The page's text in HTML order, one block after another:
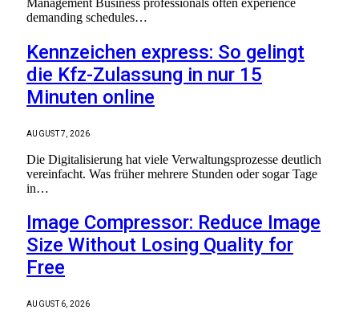
demanding schedules…
Kennzeichen express: So gelingt
die Kfz-Zulassung in nur 15
Minuten online
AUGUST 7, 2026
Die Digitalisierung hat viele Verwaltungsprozesse deutlich
vereinfacht. Was früher mehrere Stunden oder sogar Tage
in…
Image Compressor: Reduce Image
Size Without Losing Quality for
Free
AUGUST 6, 2026